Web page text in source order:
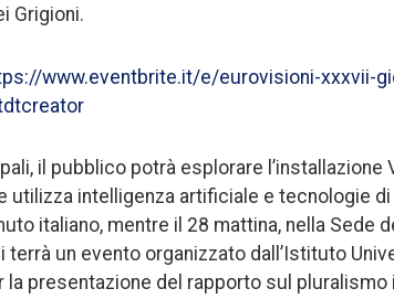
Grigioni.
www.eventbrite.it/e/eurovisioni-xxxvii-
il pubblico potrà esplorare l’installazione
utilizza intelligenza artificiale e tecnologie
italiano, mentre il 28 mattina, nella Sede
terrà un evento organizzato dall’Istituto
la presentazione del rapporto sul pluralismo